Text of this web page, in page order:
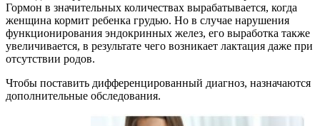
Гормон в значительных количествах вырабатывается, когда
женщина кормит ребенка грудью. Но в случае нарушения
функционирования эндокринных желез, его выработка также
увеличивается, в результате чего возникает лактация даже при
отсутствии родов.
Чтобы поставить дифференцированный диагноз, назначаются
дополнительные обследования.